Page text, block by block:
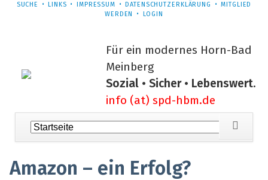
NAVIGATION
SUCHE LINKS IMPRESSUM DATENSCHUTZERKLÄRUNG
MITGLIED
WERDEN
LOGIN
Für ein modernes Horn-Bad
Meinberg
Sozial • Sicher • Lebenswert.
info (at) spd-hbm.de
Navigation
überspringen
Amazon – ein Erfolg?